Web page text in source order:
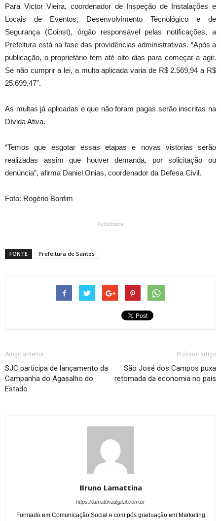
Para Victor Vieira, coordenador de Inspeção de Instalações e
Locais de Eventos, Desenvolvimento Tecnológico e de
Segurança (Coinst), órgão responsável pelas notificações, a
Prefeitura está na fase das providências administrativas. “Após a
publicação, o proprietário tem até oito dias para começar a agir.
Se não cumprir a lei, a multa aplicada varia de R$ 2.569,94 a R$
25.699,47”.
As multas já aplicadas e que não foram pagas serão inscritas na
Dívida Ativa.
“Temos que esgotar essas etapas e novas vistorias serão
realizadas assim que houver demanda, por solicitação ou
denúncia”, afirma Daniel Onias, coordenador da Defesa Civil.
Foto: Rogério Bonfim
Publicidade
FONTE Prefeitura de Santos
Artigo anterior
SJC participa de lançamento da
Campanha do Agasalho do
Estado
Próximo artigo
São José dos Campos puxa
retomada da economia no país
Bruno Lamattina
https://lamattinadigital.com.br
Formado em Comunicação Social e com pós graduação em Marketing